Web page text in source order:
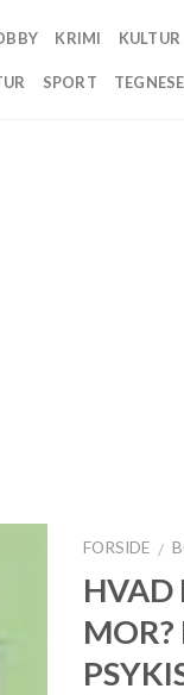
KRIMI KULTUR
SPORT
FORSIDE /
HVAD